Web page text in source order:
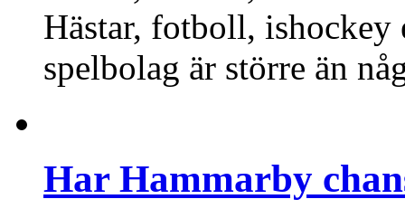
Hästar, fotboll,
spelbolag är större än
Har Hammarby